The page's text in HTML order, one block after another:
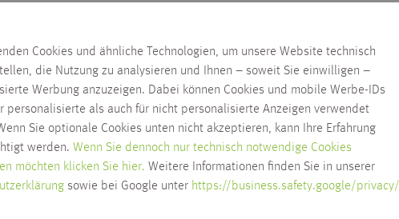
Cookies und ähnliche Technologien, um unsere Website technisch
die Nutzung zu analysieren und Ihnen – soweit Sie einwilligen –
Werbung anzuzeigen. Dabei können Cookies und mobile Werbe-IDs
personalisierte als auch für nicht personalisierte Anzeigen verwendet
Sie optionale Cookies unten nicht akzeptieren, kann Ihre Erfahrung
werden. Wenn Sie dennoch nur technisch notwendige Cookies
möchten klicken Sie hier. Weitere Informationen finden Sie in unserer
sowie bei Google unter https://business.safety.google/privacy/